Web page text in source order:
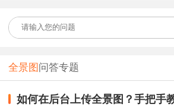
全景图 问答专题
如何在后台上传全景图？手把手